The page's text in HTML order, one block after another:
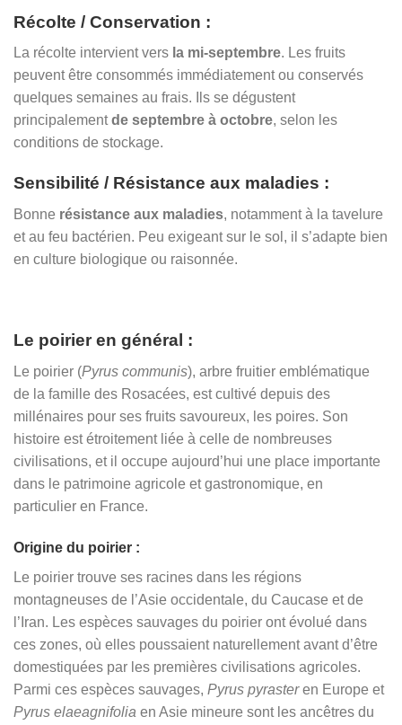
Récolte / Conservation :
La récolte intervient vers la mi-septembre. Les fruits
peuvent être consommés immédiatement ou conservés
quelques semaines au frais. Ils se dégustent
principalementde septembre à octobre, selon les
conditions de stockage.
Sensibilité / Résistance aux maladies :
Bonne résistance aux maladies, notamment à la tavelure
et au feu bactérien. Peu exigeant sur le sol, il s’adapte bien
en culture biologique ou raisonnée.
Le poirier en général :
Le poirier (Pyrus communis), arbre fruitier emblématique
de la famille des Rosacées, est cultivé depuis des
millénaires pour ses fruits savoureux, les poires. Son
histoire est étroitement liée à celle de nombreuses
civilisations, et il occupe aujourd’hui une place importante
dans le patrimoine agricole et gastronomique, en
particulier en France.
Origine du poirier :
Le poirier trouve ses racines dans les régions
montagneuses de l’Asie occidentale, du Caucase et de
l’Iran. Les espèces sauvages du poirier ont évolué dans
ces zones, où elles poussaient naturellement avant d’être
domestiquées par les premières civilisations agricoles.
Parmi ces espèces sauvages, Pyrus pyrasteren Europe et
Pyrus elaeagnifolia en Asie mineure sont les ancêtres du